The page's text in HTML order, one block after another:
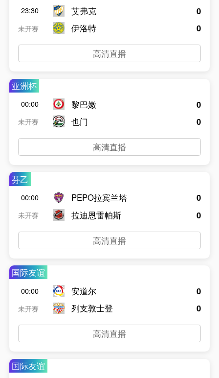
23:30
未开赛
艾弗克
伊洛特
0
0
高清直播
亚洲杯
00:00
未开赛
黎巴嫩
也门
0
0
高清直播
芬乙
00:00
未开赛
PEPO拉宾兰塔
拉迪恩雷帕斯
0
0
高清直播
国际友谊
00:00
未开赛
安道尔
列支敦士登
0
0
高清直播
国际友谊